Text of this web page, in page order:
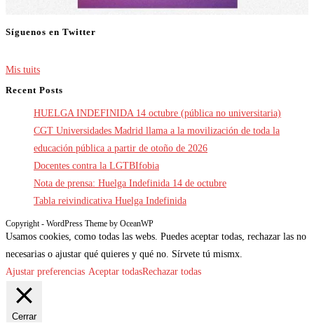
Síguenos en Twitter
Mis tuits
Recent Posts
HUELGA INDEFINIDA 14 octubre (pública no universitaria)
CGT Universidades Madrid llama a la movilización de toda la
educación pública a partir de otoño de 2026
Docentes contra la LGTBIfobia
Nota de prensa: Huelga Indefinida 14 de octubre
Tabla reivindicativa Huelga Indefinida
Copyright - WordPress Theme by OceanWP
Usamos cookies, como todas las webs. Puedes aceptar todas, rechazar las no
necesarias o ajustar qué quieres y qué no. Sírvete tú mismx.
Ajustar preferencias Aceptar todasRechazar todas
Cerrar